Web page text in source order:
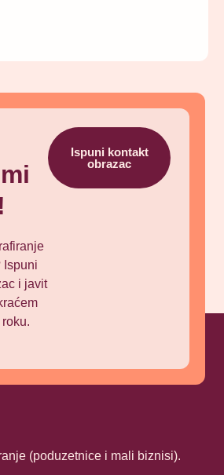
Ispuni
i javit
Ispuni kontakt
obrazac
(poduzetnice i mali biznisi).